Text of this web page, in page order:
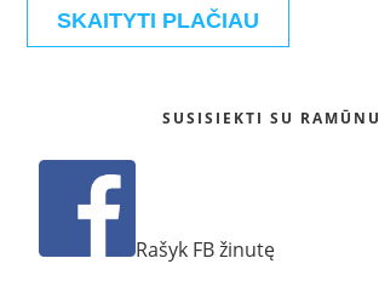
SKAITYTI PLAČIAU
SUSISIEKTI SU RAMŪNU
Rašyk FB žinutę